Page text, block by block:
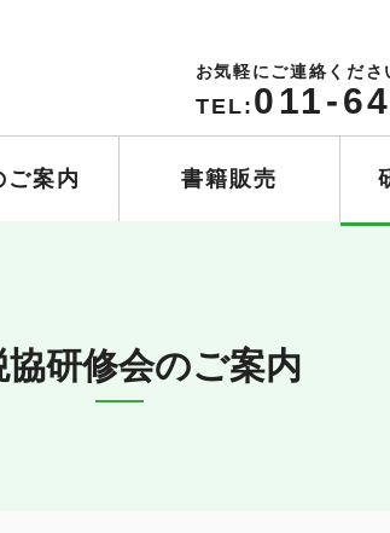
お気軽にご連絡くださ
TEL: 011-
ご案内 書籍販売
協研修会のご案内